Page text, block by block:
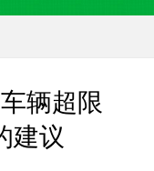
辆超限
建议